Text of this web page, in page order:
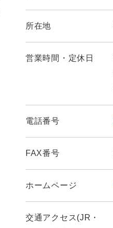
所在地
営業時間・定休日
電話番号
FAX番号
ホームページ
交通アクセス(JR・